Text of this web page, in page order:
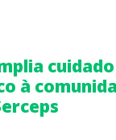
cuidado
à